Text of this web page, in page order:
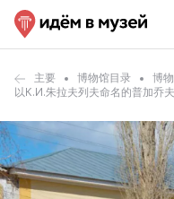
主要 博物馆目录
博
以К.И.朱拉夫列夫命名的普加乔